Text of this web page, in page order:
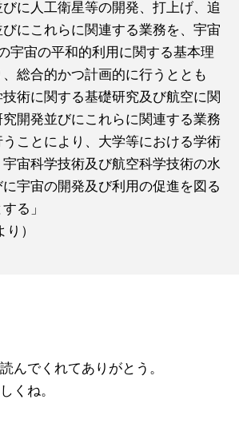
に人工衛星等の開発、打上げ、追
にこれらに関連する業務を、宇宙
宇宙の平和的利用に関する基本理
総合的かつ計画的に行うととも
術に関する基礎研究及び航空に関
開発並びにこれらに関連する業務
うことにより、大学等における学術
宙科学技術及び航空科学技術の水
宇宙の開発及び利用の促進を図る
る」
り）
んでくれてありがとう。
くね。